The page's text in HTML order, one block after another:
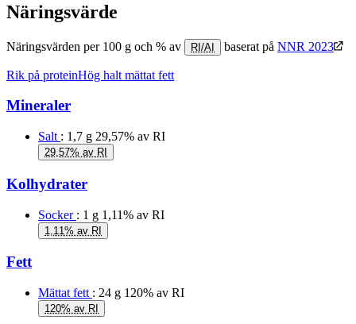
Näringsvärde
Näringsvärden per 100 g och % av RI/AI baserat på NNR 2023
Rik på proteinHög halt mättat fett
Mineraler
Salt : 1,7 g 29,57% av RI
29,57% av RI
Kolhydrater
Socker : 1 g 1,11% av RI
1,11% av RI
Fett
Mättat fett : 24 g 120% av RI
120% av RI